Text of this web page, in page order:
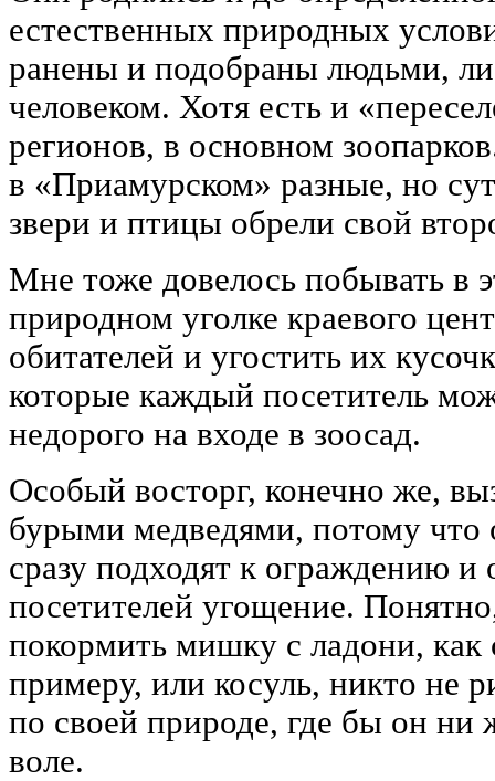
естественных природных
ранены и подобраны людьми,
человеком. Хотя есть и
регионов, в основном
в «Приамурском» разные, но
звери и птицы обрели свой
Мне тоже довелось побывать в
природном уголке краевого
обитателей и угостить их
которые каждый посетитель
недорого на входе в зоосад.
Особый восторг, конечно же,
бурыми медведями, потому что
сразу подходят к ограждению
посетителей угощение.
покормить мишку с ладони, как
примеру, или косуль, никто не
по своей природе, где бы он ни
воле.